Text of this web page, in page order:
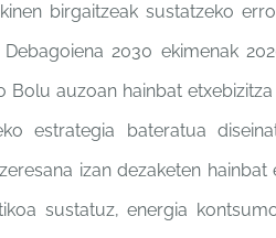
birgaitzeak sustatzeko
Debagoiena2030 ekimenak
Bolu auzoan hainbat
estrategia bateratua
zeresana izan dezaketen hainbat
sustatuz, energia